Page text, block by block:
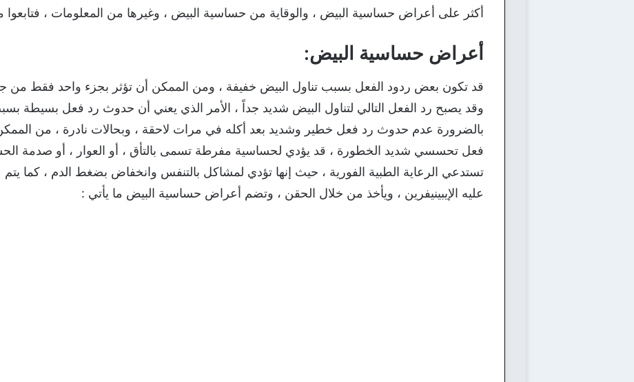
أكثر على أعراض حساسية البيض ، والوقاية من حساسية البيض ، وغيرها من المعلومات ، فتابعوا
أعراض حساسية البيض:
قد تكون بعض ردود الفعل بسبب تناول البيض خفيفة ، ومن الممكن أن تؤثر بجزء واحد فقط من
وقد يصبح رد الفعل التالي لتناول البيض شديد جداً ، الأمر الذي يعني أن حدوث رد فعل بسيطة
بالضرورة عدم حدوث رد فعل خطير وشديد بعد أكله في مرات لاحقة ، وبحالات نادرة ، من
فعل تحسسي شديد الخطورة ، قد يؤدي لحساسية مفرطة تسمى بالتأق ، أو العوار ، أو صدمة
تستدعي الرعاية الطبية الفورية ، حيث إنها تؤدي لمشاكل بالتنفس وانخفاض بضغط الدم ، كما يتم
عليه الإيبينيفرين ، ويأخذ من خلال الحقن ، وتضم أعراض حساسية البيض ما يأتي :